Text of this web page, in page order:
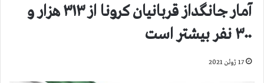
آمار جانگداز قربانيان كرونا از ۳۱۳ هزار و
۳۰۰ نفر بيشتر است
17 ژوئن 2021